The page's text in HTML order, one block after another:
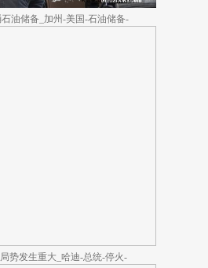
油储备_加州-美国-石油储备-
势发生重大_哈迪-总统-停火-